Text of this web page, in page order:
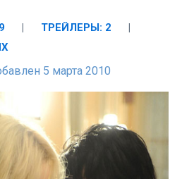
| ТРЕЙЛЕРЫ: 2
|
5 марта 2010